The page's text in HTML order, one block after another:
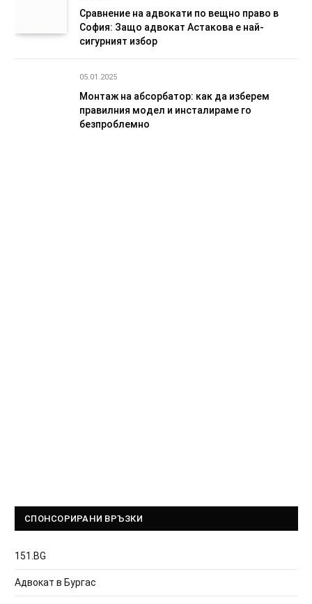
Сравнение на адвокати по вещно право в
София: Защо адвокат Астакова е най-
сигурният избор
05.01.2025
Монтаж на абсорбатор: как да изберем
правилния модел и инсталираме го
безпроблемно
СПОНСОРИРАНИ ВРЪЗКИ
151.BG
Адвокат в Бургас